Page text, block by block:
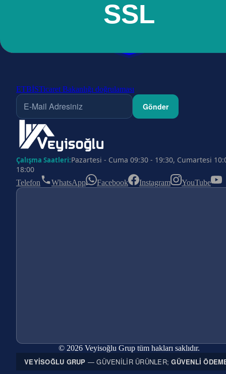
ETBİSTicaret Bakanlığı doğrulaması
Gönder
Çalışma Saatleri:Pazartesi - Cuma 09:30 - 19:30, Cumartesi
18:00
Telefon WhatsApp Facebook Instagram YouTube
© 2026 Veyisoğlu Grup tüm hakları saklıdır.
VEYISOĞLU GRUP — GÜVENILIR ÜRÜNLER;GÜVENLI